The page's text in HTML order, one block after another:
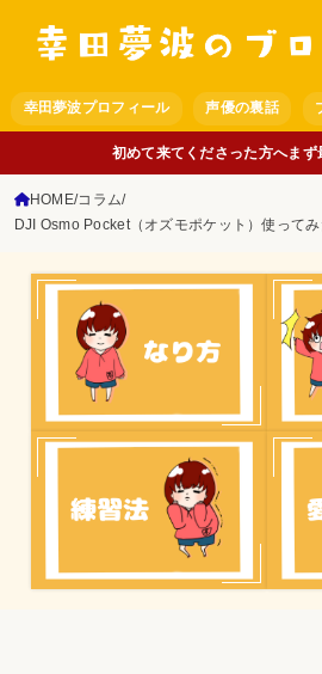
幸田夢波プロフィール 声優の裏話
初めて来てくださった方へま
HOME コラム
DJI Osmo Pocket（オズモポケット）使って